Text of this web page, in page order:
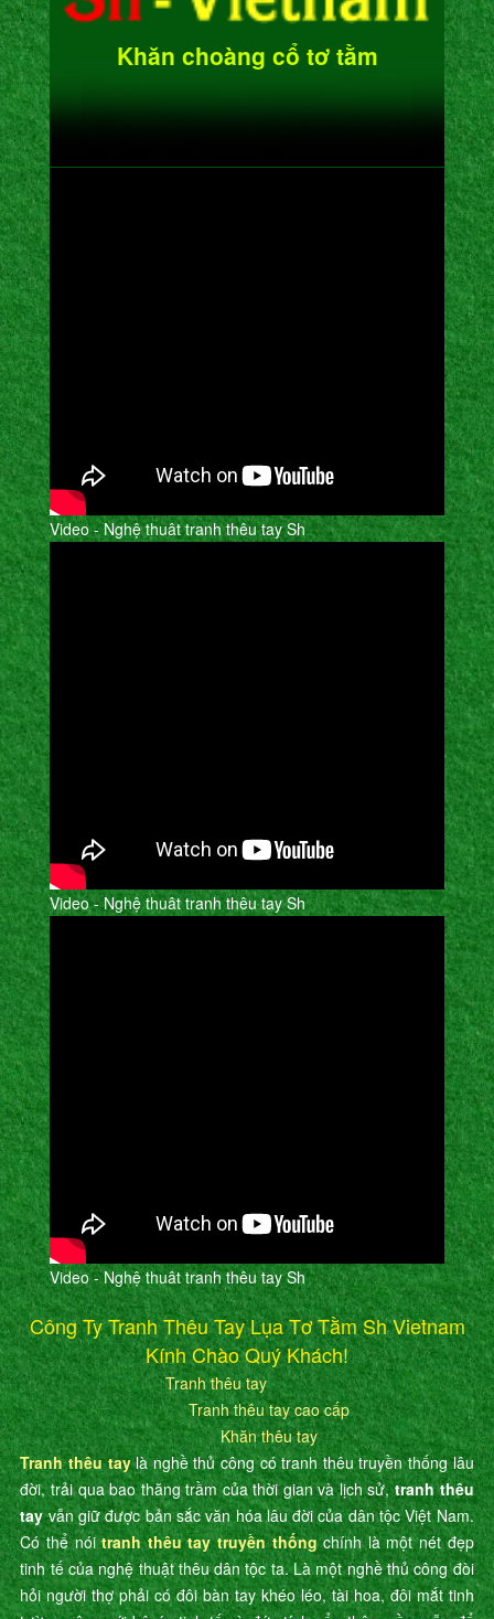
Khăn choàng cổ tơ tằm
Video - Nghệ thuât tranh thêu tay Sh
Video - Nghệ thuât tranh thêu tay Sh
Video - Nghệ thuât tranh thêu tay Sh
Công Ty Tranh Thêu Tay Lụa Tơ Tằm Sh Vietnam
Kính Chào Quý Khách!
Tranh thêu tay
Tranh thêu tay cao cấp
Khăn thêu tay
Tranh thêu taylà nghề thủ công có tranh thêu truyền thống lâu
đời, trải qua bao thăng trầm của thời gian và lịch sử,tranh thêu
tayvẫn giữ được bản sắc văn hóa lâu đời của dân tộc Việt Nam.
Có thể nóitranh thêu tay truyền thốngchính là một nét đẹp
tinh tế của nghệ thuật thêu dân tộc ta. Là một nghề thủ công đòi
hỏi người thợ phải có đôi bàn tay khéo léo, tài hoa, đôi mắt tinh